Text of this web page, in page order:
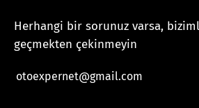
Herhangi bir sorunuz varsa,
geçmekten çekinmeyin
otoexpernet@gmail.com